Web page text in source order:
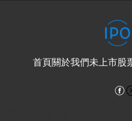
首頁關於我們未上市股